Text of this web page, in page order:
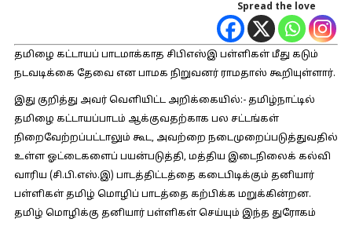
Spread the love
தமிழை கட்டாயப் பாடமாக்காத சிபிஎஸ்இ பள்ளிகள் மீது கடும்
நடவடிக்கை தேவை என பாமக நிறுவனர் ராமதாஸ் கூறியுள்ளார்.
இது குறித்து அவர் வெளியிட்ட அறிக்கையில்:-தமிழ்நாட்டில்
தமிழை கட்டாயப்பாடம் ஆக்குவதற்காக பல சட்டங்கள்
நிறைவேற்றப்பட்டாலும் கூட, அவற்றை நடைமுறைப்படுத்துவதில்
உள்ள ஓட்டைகளைப் பயன்படுத்தி, மத்திய இடைநிலைக் கல்வி
வாரிய (சி.பி.எஸ்.இ) பாடத்திட்டத்தை கடைபிடிக்கும் தனியார்
பள்ளிகள் தமிழ் மொழிப் பாடத்தை கற்பிக்க மறுக்கின்றன.
தமிழ் மொழிக்கு தனியார் பள்ளிகள் செய்யும் இந்த துரோகம்